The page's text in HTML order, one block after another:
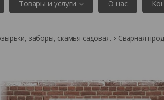
Товары и услуги О нас
заборы, скамья садовая. Сварная